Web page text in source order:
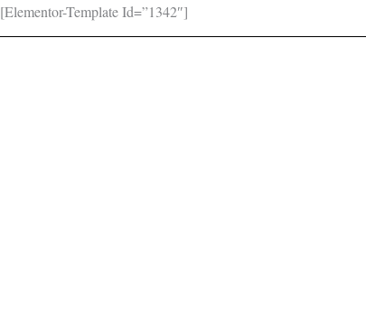
[elementor-Template Id=”1342″]